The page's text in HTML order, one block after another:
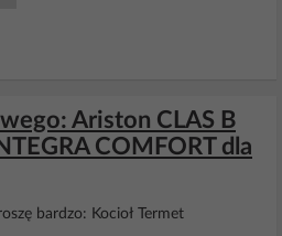
Ariston CLAS B
COMFORT dla
bardzo: Kocioł Termet